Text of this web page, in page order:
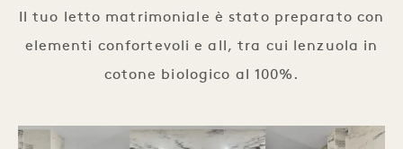
Il tuo letto matrimoniale è stato preparato con
elementi confortevoli e all, tra cui lenzuola in
cotone biologico al 100%.